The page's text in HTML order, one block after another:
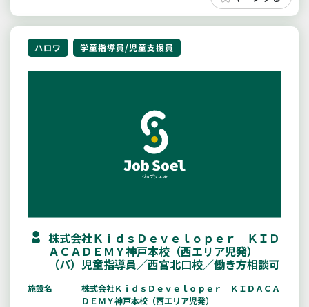
ハロワ 学童指導員/児童支援員
株式会社ＫｉｄｓＤｅｖｅｌｏｐｅｒ ＫＩＤ
ＡＣＡＤＥＭＹ神戸本校（西エリア児発）
（パ）児童指導員／西宮北口校／働き方相談可
施設名
株式会社ＫｉｄｓＤｅｖｅｌｏｐｅｒ ＫＩＤＡＣＡ
ＤＥＭＹ神戸本校（西エリア児発）